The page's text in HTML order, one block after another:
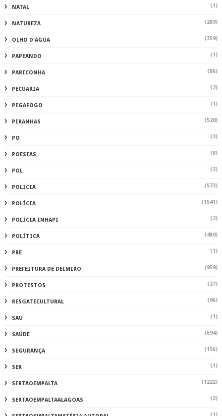
NATAL (1)
NATUREZA (289)
OLHO D'ÁGUA (359)
PAPEANDO (1)
PARICONHA (86)
PECUARIA (2)
PEGAFOGO (1)
PIRANHAS (520)
PO (3)
POESIAS (8)
POL (3)
POLICIA (573)
POLÍCIA (1541)
POLÍCIA INHAPI (2)
POLÍTICA (480)
PRE (1)
PREFEITURA DE DELMIRO (959)
PROTESTOS (27)
RESGATECULTURAL (96)
SAU (1)
SAÚDE (694)
SEGURANÇA (156)
SER (1)
SERTAOEMPALTA (1222)
SERTAOEMPALTAALAGOAS (2)